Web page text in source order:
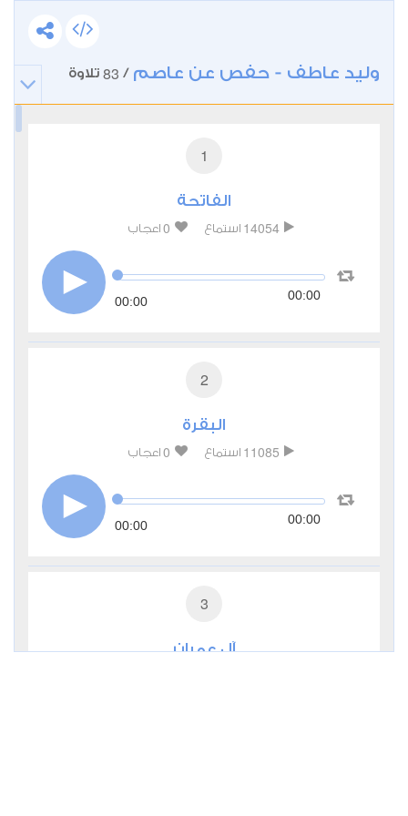
وليد عاطف - حفص عن عاصم /
83 تلاوة
1
الفاتحة
14054 استماع 0 اعجاب
00:00 00:00
2
البقرة
11085 استماع 0 اعجاب
00:00 00:00
3
آل عمران